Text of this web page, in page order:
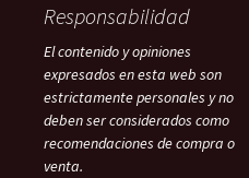
Responsabilidad
El contenido y opiniones
expresados en esta web son
estrictamente personales y no
deben ser considerados como
recomendaciones de compra o
venta.